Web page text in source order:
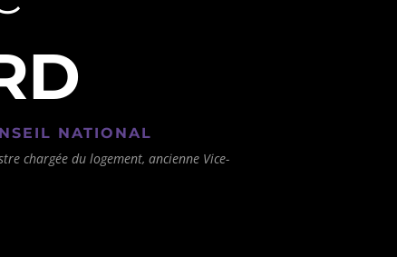
NATIONAL
chargée du logement, ancienne Vice-